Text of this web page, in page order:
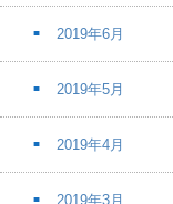
2019年6月
2019年5月
2019年4月
2019年3月